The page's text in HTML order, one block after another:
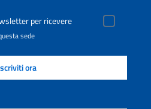
per ricevere
sede